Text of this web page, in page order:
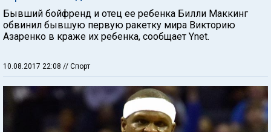
Бывший бойфренд и отец ее ребенка Билли Маккинг
обвинил бывшую первую ракетку мира Викторию
Азаренко в краже их ребенка, сообщает Ynet.
10.08.2017 22:08 // Спорт